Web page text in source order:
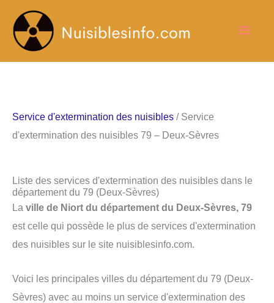
contenu
Service d'extermination des nuisibles / Service
d'extermination des nuisibles 79 – Deux-Sèvres
Liste des services d'extermination des nuisibles dans le
département du 79 (Deux-Sèvres)
La ville de Niort du département du Deux-Sèvres, 79
est celle qui possède le plus de services d'extermination
des nuisibles sur le site nuisiblesinfo.com.
Voici les principales villes du département du 79 (Deux-
Sèvres) avec au moins un service d'extermination des